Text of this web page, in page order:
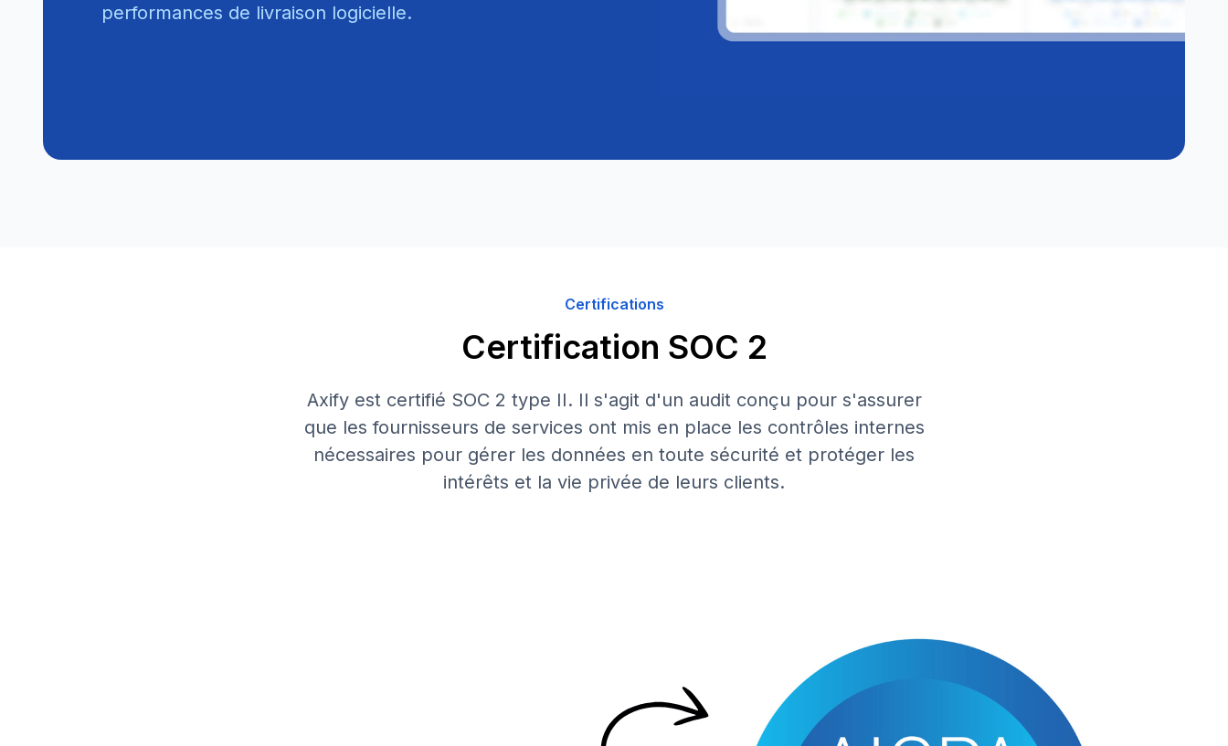
performances de livraison logicielle.
Certifications
Certification SOC 2
Axify est certifié SOC 2 type II. Il s'agit d'un audit conçu pour s'assurer
que les fournisseurs de services ont mis en place les contrôles internes
nécessaires pour gérer les données en toute sécurité et protéger les
intérêts et la vie privée de leurs clients.